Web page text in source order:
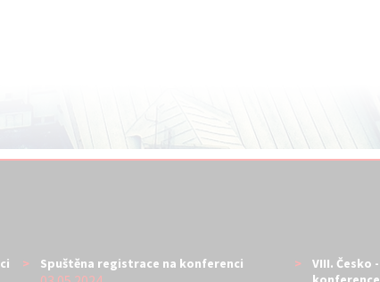
Spuštěna registrace na konferenci
VIII. Česko